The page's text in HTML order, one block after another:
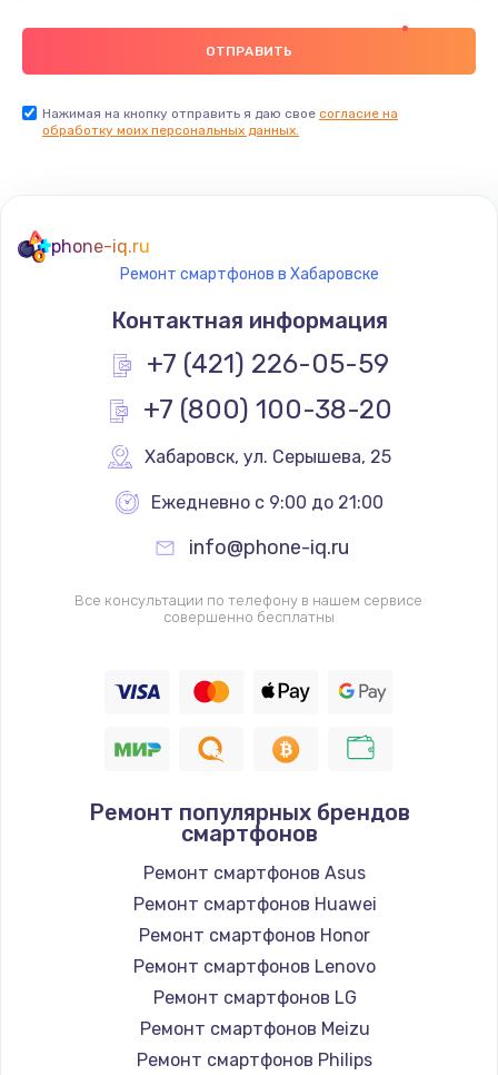
Нажимая на кнопку отправить я даю свое согласие на
обработку моих персональных данных.
phone-iq.ru
Ремонт смартфонов в Хабаровске
Контактная информация
+7 (421) 226-05-59
+7 (800) 100-38-20
Хабаровск, ул. Серышева, 25
Ежедневно с 9:00 до 21:00
info@phone-iq.ru
Все консультации по телефону в нашем сервисе
совершенно бесплатны
Ремонт популярных брендов
смартфонов
Ремонт смартфонов Asus
Ремонт смартфонов Huawei
Ремонт смартфонов Honor
Ремонт смартфонов Lenovo
Ремонт смартфонов LG
Ремонт смартфонов Meizu
Ремонт смартфонов Philips